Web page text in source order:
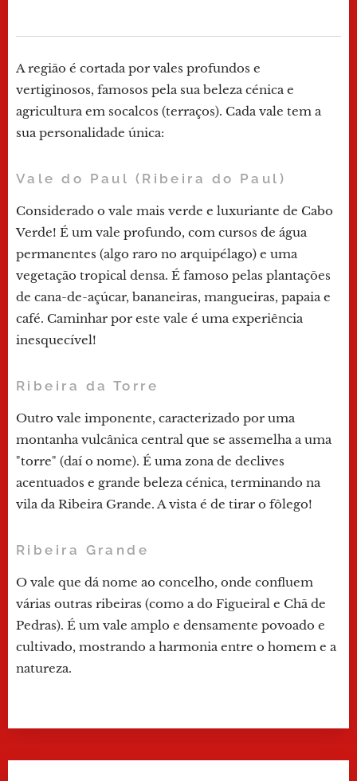
A região é cortada por vales profundos e
vertiginosos, famosos pela sua beleza cénica e
agricultura em socalcos (terraços). Cada vale tem a
sua personalidade única:
Vale do Paul (Ribeira do Paul)
Considerado o vale mais verde e luxuriante de Cabo
Verde! É um vale profundo, com cursos de água
permanentes (algo raro no arquipélago) e uma
vegetação tropical densa. É famoso pelas plantações
de cana-de-açúcar, bananeiras, mangueiras, papaia e
café. Caminhar por este vale é uma experiência
inesquecível!
Ribeira da Torre
Outro vale imponente, caracterizado por uma
montanha vulcânica central que se assemelha a uma
"torre" (daí o nome). É uma zona de declives
acentuados e grande beleza cénica, terminando na
vila da Ribeira Grande. A vista é de tirar o fôlego!
Ribeira Grande
O vale que dá nome ao concelho, onde confluem
várias outras ribeiras (como a do Figueiral e Chã de
Pedras). É um vale amplo e densamente povoado e
cultivado, mostrando a harmonia entre o homem e a
natureza.